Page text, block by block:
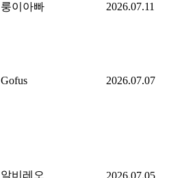
룽이아빠 2026.07.11
Gofus 2026.07.07
알비레오